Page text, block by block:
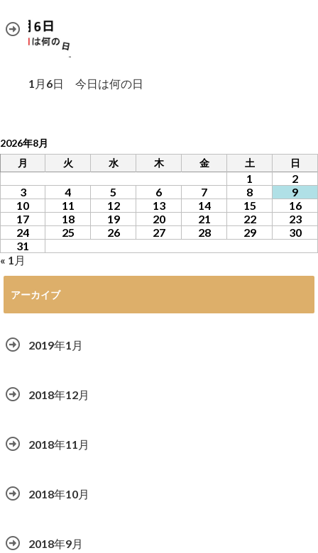
1月6日 今日は何の日
2026年8月
月
火 水 木 金 土 日
1
2
3
4 5 6 7 8
9
10
11 12 13 14 15
16
17
18 19 20 21 22
23
24
25 26 27 28 29
30
31
« 1月
アーカイブ
2019年1月
2018年12月
2018年11月
2018年10月
2018年9月